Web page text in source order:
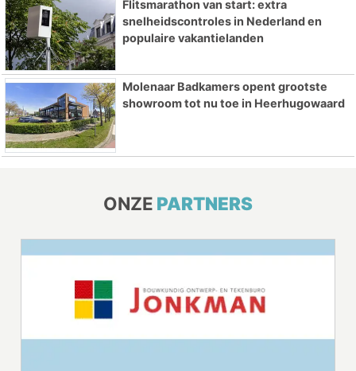
Flitsmarathon van start: extra
snelheidscontroles in Nederland en
populaire vakantielanden
Molenaar Badkamers opent grootste
showroom tot nu toe in Heerhugowaard
ONZE PARTNERS